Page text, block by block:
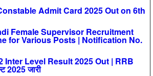
Admit Card 2025 Out on 6th
Female Supervisor Recruitment
for Various Posts | Notification No.
Inter Level Result 2025 Out | RRB
2025 जारी